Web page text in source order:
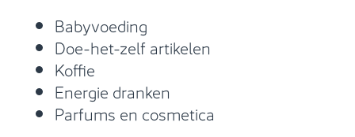
Babyvoeding
Doe-het-zelf artikelen
Koffie
Energie dranken
Parfums en cosmetica